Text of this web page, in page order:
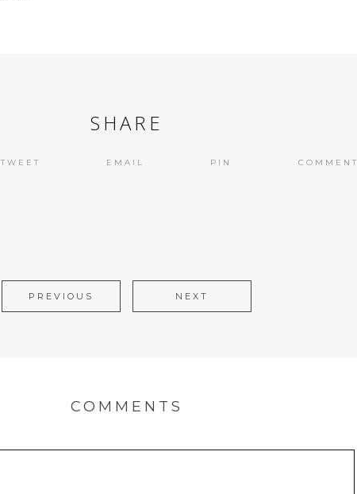
SHARE
TWEET EMAIL PIN COMMENT
PREVIOUS NEXT
COMMENTS